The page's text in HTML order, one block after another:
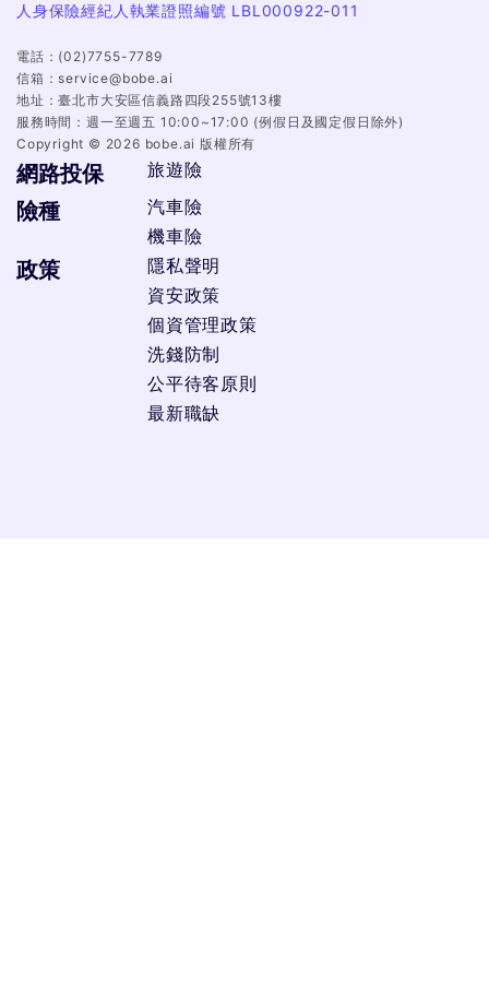
人身保險經紀人執業證照編號 LBL000922-011
電話： (02)7755-7789
信箱： service@bobe.ai
地址：臺北市大安區信義路四段255號13樓
服務時間： 週一至週五 10:00~17:00 (例假日及國定假日除外)
Copyright © 2026 bobe.ai 版權所有
網路投保 旅遊險
險種
汽車險
機車險
政策
隱私聲明
資安政策
個資管理政策
洗錢防制
公平待客原則
最新職缺